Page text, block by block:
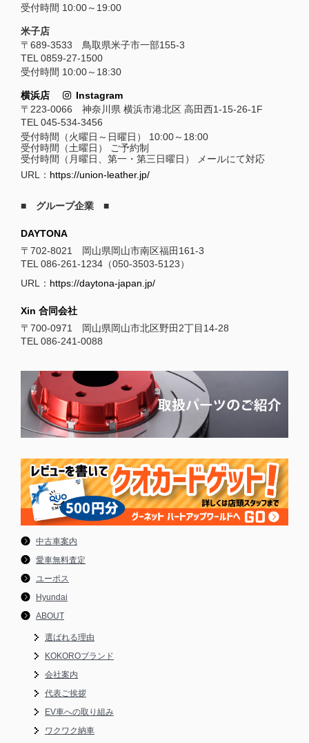
受付時間 10:00～19:00
米子店
〒689-3533 鳥取県米子市一部155-3
TEL 0859-27-1500
受付時間 10:00～18:30
横浜店
Instagram
〒223-0066 神奈川県 横浜市港北区 高田西1-15-26-1F
TEL 045-534-3456
受付時間（火曜日～日曜日） 10:00～18:00
受付時間（土曜日） ご予約制
受付時間（月曜日、第一・第三日曜日） メールにて対応
URL： https://union-leather.jp/
■ グループ企業 ■
DAYTONA
〒702-8021 岡山県岡山市南区福田161-3
TEL 086-261-1234（050-3503-5123）
URL： https://daytona-japan.jp/
Xin 合同会社
〒700-0971 岡山県岡山市北区野田2丁目14-28
TEL 086-241-0088
中古車案内
愛車無料査定
ユーポス
Hyundai
ABOUT
選ばれる理由
KOKOROブランド
会社案内
代表ご挨拶
EV車への取り組み
ワクワク納車